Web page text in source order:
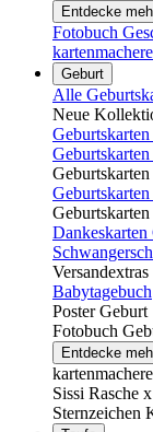
Entdecke
Fotobuch
Geburt
Alle
Neue
Geburtskarten
Dankeskarten
Versandextras
Babytagebuch
Poster Geburt
Fotobuch
Entdecke
Sissi Rasche
Sternzeichen